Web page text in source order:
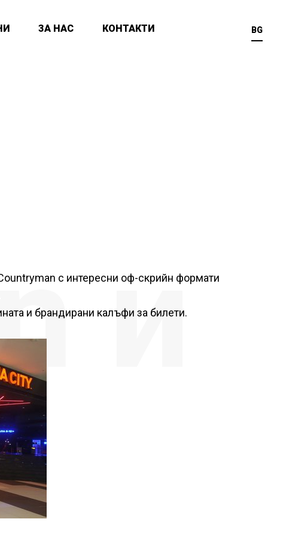
ЗА НАС КОНТАКТИ BG
и
с интересни оф-скрийн формати
и брандирани калъфи за билети.